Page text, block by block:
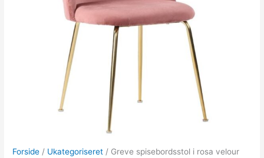
Forside / Ukategoriseret / Greve spisebordsstol i rosa velour